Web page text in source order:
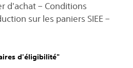
d'achat – Conditions
sur les paniers SIEE –
d'éligibilité"